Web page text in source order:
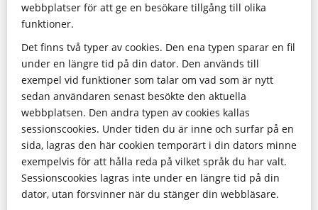
webbplatser för att ge en besökare tillgång till olika
funktioner.
Det finns två typer av cookies. Den ena typen sparar en fil
under en längre tid på din dator. Den används till
exempel vid funktioner som talar om vad som är nytt
sedan användaren senast besökte den aktuella
webbplatsen. Den andra typen av cookies kallas
sessionscookies. Under tiden du är inne och surfar på en
sida, lagras den här cookien temporärt i din dators minne
exempelvis för att hålla reda på vilket språk du har valt.
Sessionscookies lagras inte under en längre tid på din
dator, utan försvinner när du stänger din webbläsare.